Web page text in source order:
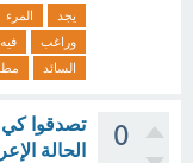
يجد المرء
وراغب
فيه
السائد
0
تصدقوا كي
الحالة